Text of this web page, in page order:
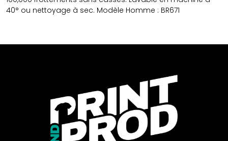
40° ou nettoyage à sec. Modèle Homme : BR671